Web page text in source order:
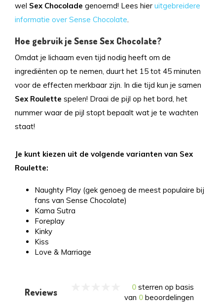
wel Sex Chocolade genoemd! Lees hier uitgebreidere
informatie over Sense Chocolate.
Hoe gebruik je Sense Sex Chocolate?
Omdat je lichaam even tijd nodig heeft om de
ingrediënten op te nemen, duurt het 15 tot 45 minuten
voor de effecten merkbaar zijn. In die tijd kun je samen
Sex Roulette spelen! Draai de pijl op het bord, het
nummer waar de pijl stopt bepaalt wat je te wachten
staat!
Je kunt kiezen uit de volgende varianten van Sex
Roulette:
Naughty Play (gek genoeg de meest populaire bij
fans van Sense Chocolate)
Kama Sutra
Foreplay
Kinky
Kiss
Love & Marriage
Reviews 0 sterren op basis
van 0 beoordelingen